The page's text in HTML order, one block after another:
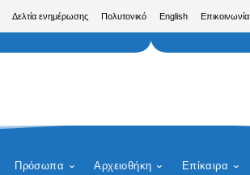
Δελτία ενημέρωσης Πολυτονικό English Επικοινωνία
Πρόσωπα Αρχειοθήκη Επίκαιρα